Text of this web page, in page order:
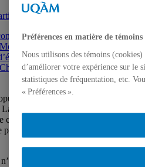
St-Victor
de Martine St-Victor,
et membre
internationales de Montréal
» de La Presse le 12
c’est rappeler qu’elle
chiffrer, la sonder et
célébration de la science et de
le plus puissant du
pas simple et ne peut
Préférences en matière de témoins
Nous utilisons des témoins
d’améliorer votre expérience sur le
statistiques de fréquentation, etc.
« Préférences ».